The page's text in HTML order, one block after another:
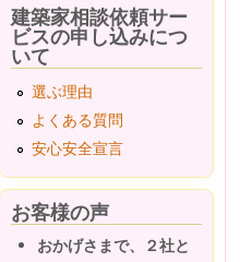
建築家相談依頼サー
ビスの申し込みにつ
いて
選ぶ理由
よくある質問
安心安全宣言
お客様の声
おかげさまで、２社と